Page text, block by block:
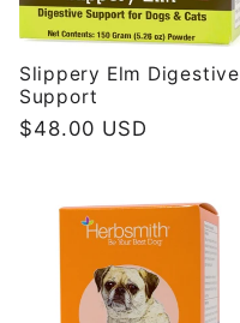
Slippery Elm Digestive
Support
Κανονική
$48.00 USD